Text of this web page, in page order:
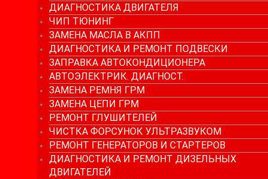
ДИАГНОСТИКА ДВИГАТЕЛЯ
ЧИП ТЮНИНГ
ЗАМЕНА МАСЛА В АКПП
ДИАГНОСТИКА И РЕМОНТ ПОДВЕСКИ
ЗАПРАВКА АВТОКОНДИЦИОНЕРА
АВТОЭЛЕКТРИК. ДИАГНОСТ.
ЗАМЕНА РЕМНЯ ГРМ
ЗАМЕНА ЦЕПИ ГРМ
РЕМОНТ ГЛУШИТЕЛЕЙ
ЧИСТКА ФОРСУНОК УЛЬТРАЗВУКОМ
РЕМОНТ ГЕНЕРАТОРОВ И СТАРТЕРОВ
ДИАГНОСТИКА И РЕМОНТ ДИЗЕЛЬНЫХ
ДВИГАТЕЛЕЙ